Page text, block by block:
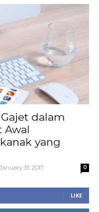
dalam
Awal
yang
31, 2017 0
LIKE